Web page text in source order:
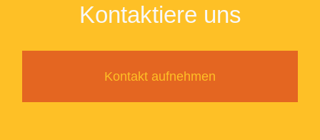
Kontaktiere uns
Kontakt aufnehmen